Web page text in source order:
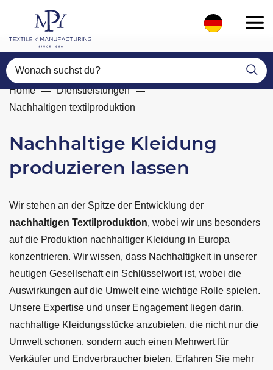
Wonach suchst du?
Home
Dienstleistungen
Nachhaltigen textilproduktion
Nachhaltige Kleidung
produzieren lassen
Wir stehen an der Spitze der Entwicklung der
nachhaltigen Textilproduktion, wobei wir uns besonders
auf die Produktion nachhaltiger Kleidung in Europa
konzentrieren. Wir wissen, dass Nachhaltigkeit in unserer
heutigen Gesellschaft ein Schlüsselwort ist, wobei die
Auswirkungen auf die Umwelt eine wichtige Rolle spielen.
Unsere Expertise und unser Engagement liegen darin,
nachhaltige Kleidungsstücke anzubieten, die nicht nur die
Umwelt schonen, sondern auch einen Mehrwert für
Verkäufer und Endverbraucher bieten. Erfahren Sie mehr